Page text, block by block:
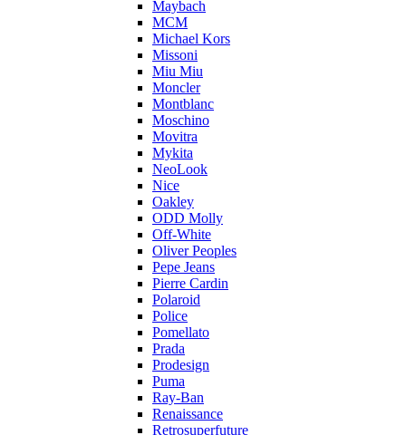
Maybach
MCM
Michael Kors
Missoni
Miu Miu
Moncler
Montblanc
Moschino
Movitra
Mykita
NeoLook
Nice
Oakley
ODD Molly
Off-White
Oliver Peoples
Pepe Jeans
Pierre Cardin
Polaroid
Police
Pomellato
Prada
Prodesign
Puma
Ray-Ban
Renaissance
Retrosuperfuture